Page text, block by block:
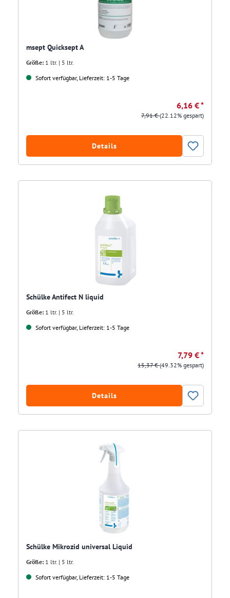
msept Quicksept A
Größe: 1 ltr. | 5 ltr.
Sofort verfügbar, Lieferzeit: 1-5 Tage
6,16 € *
7,91 €(22.12% gespart)
Details
Schülke Antifect N liquid
Größe: 1 ltr. | 5 ltr.
Sofort verfügbar, Lieferzeit: 1-5 Tage
7,79 € *
15,37 €(49.32% gespart)
Details
Schülke Mikrozid universal Liquid
Größe: 1 ltr. | 5 ltr.
Sofort verfügbar, Lieferzeit: 1-5 Tage